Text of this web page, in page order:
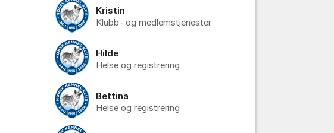
Kristin
Klubb- og medlemstjenester
Hilde
Helse og registrering
Bettina
Helse og registrering